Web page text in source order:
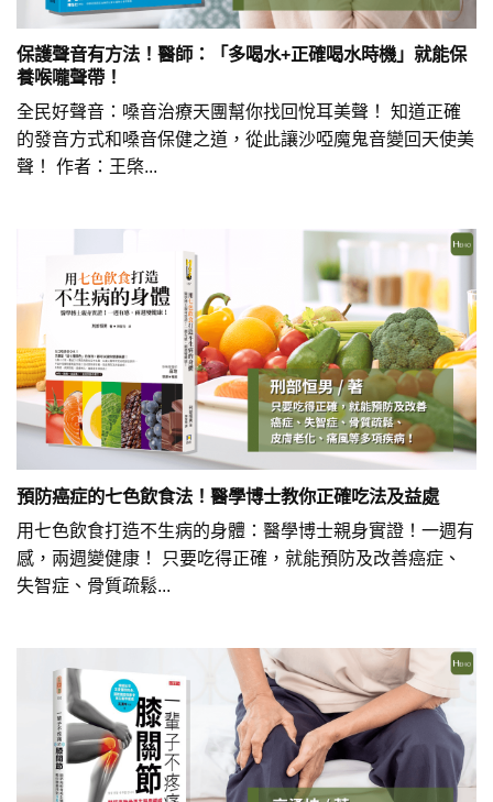
保護聲音有方法！醫師：「多喝水+正確喝水時機」就能保
養喉嚨聲帶！
全民好聲音：嗓音治療天團幫你找回悅耳美聲！ 知道正確
的發音方式和嗓音保健之道，從此讓沙啞魔鬼音變回天使美
聲！ 作者：王棨...
預防癌症的七色飲食法！醫學博士教你正確吃法及益處
用七色飲食打造不生病的身體：醫學博士親身實證！一週有
感，兩週變健康！ 只要吃得正確，就能預防及改善癌症、
失智症、骨質疏鬆...